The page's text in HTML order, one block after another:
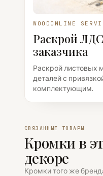
WOODONLINE
Раскрой
заказчика
Раскрой листовых
деталей с
комплектующим.
СВЯЗАННЫЕ ТОВАРЫ
Кромки в
декоре
Кромки того же